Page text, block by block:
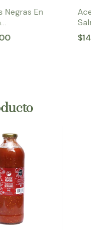
Negras En
N° 0 x
N° 0